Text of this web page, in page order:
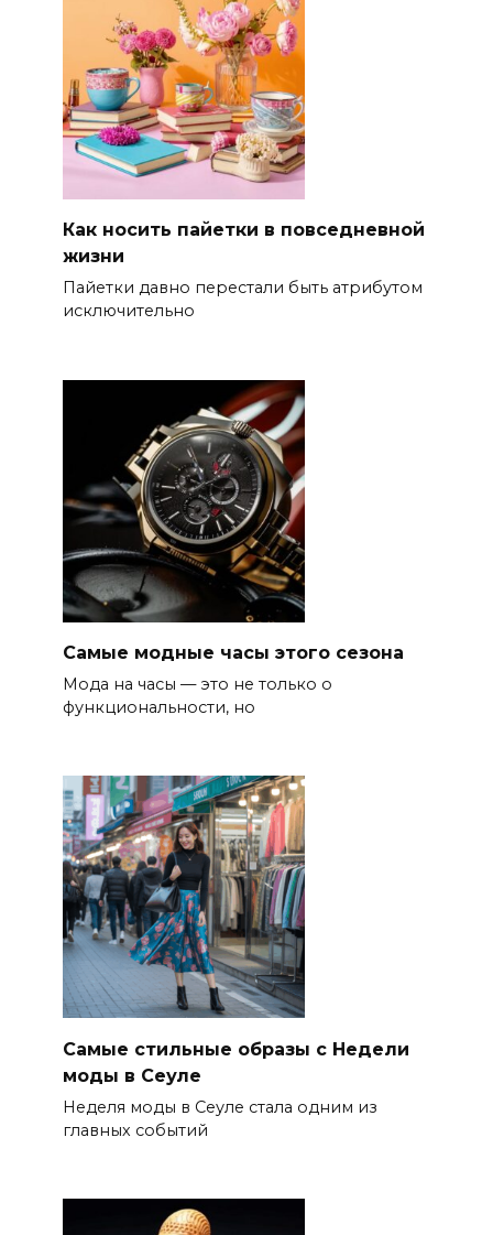
Как носить пайетки в повседневной
жизни
Пайетки давно перестали быть атрибутом
исключительно
Самые модные часы этого сезона
Мода на часы — это не только о
функциональности, но
Самые стильные образы с Недели
моды в Сеуле
Неделя моды в Сеуле стала одним из
главных событий